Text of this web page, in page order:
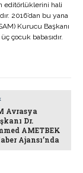
editörlüklerini hali
2016’dan bu yana
Kurucu Başkanı
çocuk babasıdır.
Avrasya
Dr.
AMETBEK
Ajansı’nda